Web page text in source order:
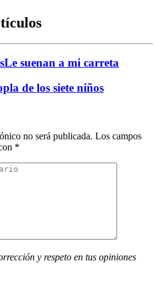
Le suenan a mi carreta
de los siete niños
no será publicada. Los campos
*
y respeto en tus opiniones